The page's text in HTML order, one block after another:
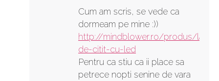
Cum am scris, se vede ca
dormeam pe mine :))
http://mindblower.ro/produs/
de-citit-cu-led
Pentru ca stiu ca ii place sa
petrece nopti senine de vara